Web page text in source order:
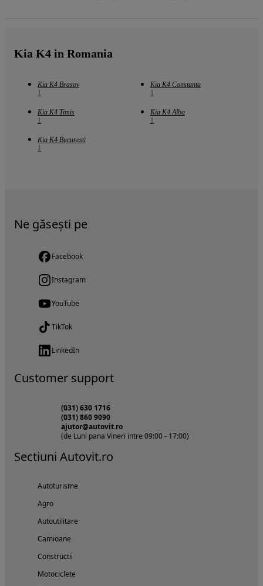
Kia K4 in Romania
Kia K4 Brasov
1
Kia K4 Constanta
1
Kia K4 Timis
1
Kia K4 Alba
1
Kia K4 Bucuresti
1
Ne găsești pe
Facebook
Instagram
YouTube
TikTok
LinkedIn
Customer support
(031) 630 1716
(031) 860 9090
ajutor@autovit.ro
(de Luni pana Vineri intre 09:00 - 17:00)
Sectiuni Autovit.ro
Autoturisme
Agro
Autoutilitare
Camioane
Constructii
Motociclete